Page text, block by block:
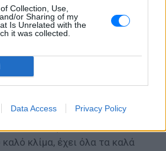
Collection, Use,
or Sharing of my
Is Unrelated with the
it was collected.
Data Access Privacy Policy
προς την Ελλάδα, αφού
«η Ινδία είναι μία χώρα
1,2 δισ. κατοίκων και το
πλούσιοι. Ακόμη μάλλον δεν
ομορφιές της Ελλάδας και
άμεσα».
εξέφρασε την πεποίθηση ότι
καλό κλίμα, έχει όλα τα καλά